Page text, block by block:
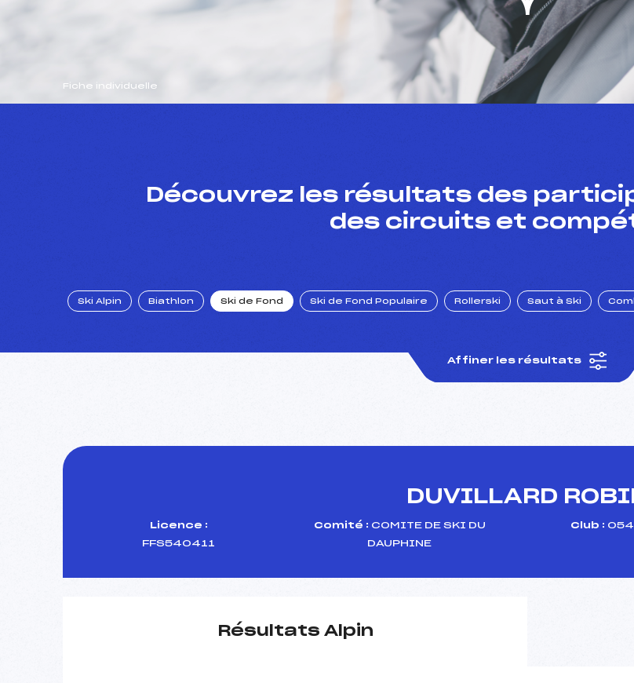
Fiche individuelle
Découvrez les résultats des
des circuits et
Ski Alpin Biathlon Ski de Fond Ski de Fond Populaire Rollerski Saut à Ski
Affiner les résultats
DUVILLARD
Licence :
FFS540411
Comité : COMITE DE SKI DU
DAUPHINE
Club :
Résultats Alpin